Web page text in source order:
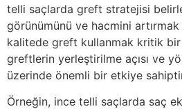
telli saçlarda greft stratejisi
görünümünü ve hacmini
kalitede greft kullanmak kritik bir
greftlerin yerleştirilme açısı ve
üzerinde önemli bir etkiye
Örneğin, ince telli saçlarda saç